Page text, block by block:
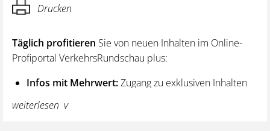
Drucken
Täglich profitieren Sie von neuen Inhalten im Online-
Profiportal VerkehrsRundschau plus:
Infos mit Mehrwert:Zugang zu exklusiven Inhalten
und Hintergrundwissen – von aktuellen Regelungen
wie z. B. bei den Lenk- und Ruhezeiten,
weiterlesen